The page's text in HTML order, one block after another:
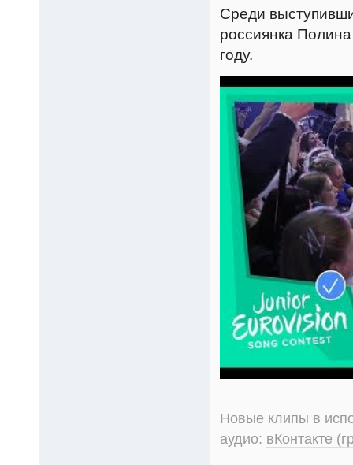
Среди
россиянка
году.
Новые клипы в
аудио: вКонтакте